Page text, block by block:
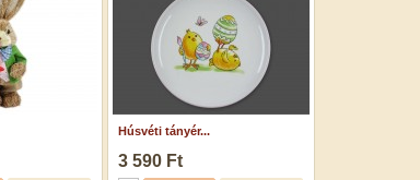
Húsvéti tányér...
3 590 Ft